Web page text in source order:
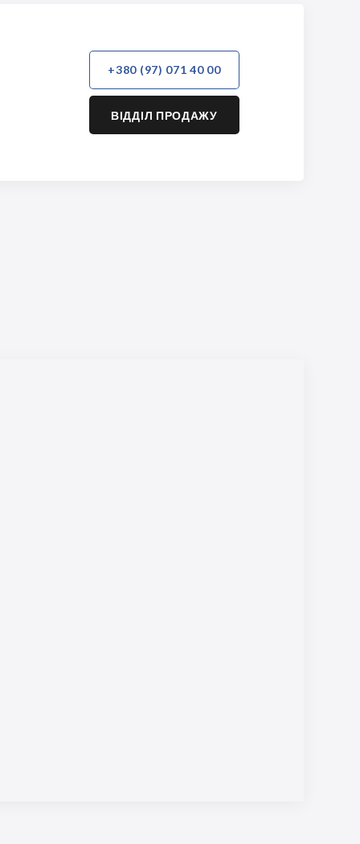
+380 (97) 071 40 00
ВІДДІЛ ПРОДАЖУ